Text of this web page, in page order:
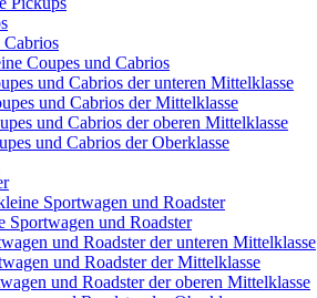
Cabrios
Coupes und Cabrios
und Cabrios der unteren Mittelklasse
und Cabrios der Mittelklasse
und Cabrios der oberen Mittelklasse
und Cabrios der Oberklasse
Sportwagen und Roadster
Sportwagen und Roadster
und Roadster der unteren Mittelklasse
und Roadster der Mittelklasse
und Roadster der oberen Mittelklasse